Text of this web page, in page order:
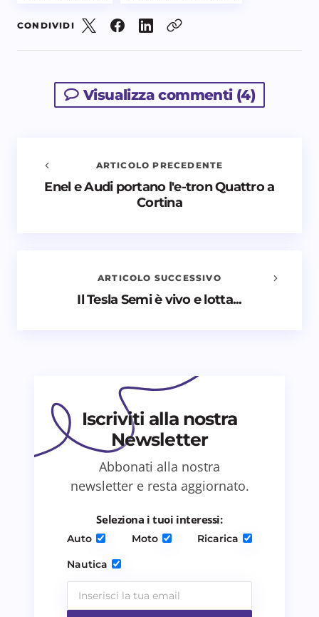
CONDIVIDI
Visualizza commenti (4)
Il tuo commento *
Salva il mio nome e email in questo browser
per il prossimo commento.
Avvisami quando vengono aggiunti nuovi
ARTICOLO PRECEDENTE
Enel e Audi portano l'e-tron Quattro a
Cortina
ARTICOLO SUCCESSIVO
Il Tesla Semi è vivo e lotta...
Iscriviti alla nostra
Newsletter
Abbonati alla nostra
newsletter e resta aggiornato.
Seleziona i tuoi interessi:
Auto Moto
Ricarica
Nautica